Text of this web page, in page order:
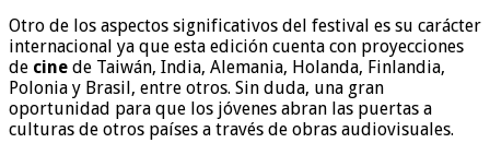
Otro de los aspectos significativos del festival es su carácter
internacional ya que esta edición cuenta con proyecciones
de cine de Taiwán, India, Alemania, Holanda, Finlandia,
Polonia y Brasil, entre otros. Sin duda, una gran
oportunidad para que los jóvenes abran las puertas a
culturas de otros países a través de obras audiovisuales.